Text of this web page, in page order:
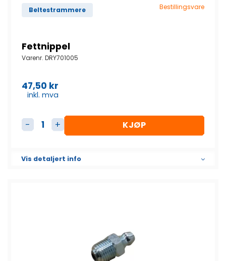
Beltestrammere Bestillingsvare
Fettnippel
Varenr. DRY701005
47,50 kr
inkl. mva
Fettnippel antall KJØP
Vis detaljert info